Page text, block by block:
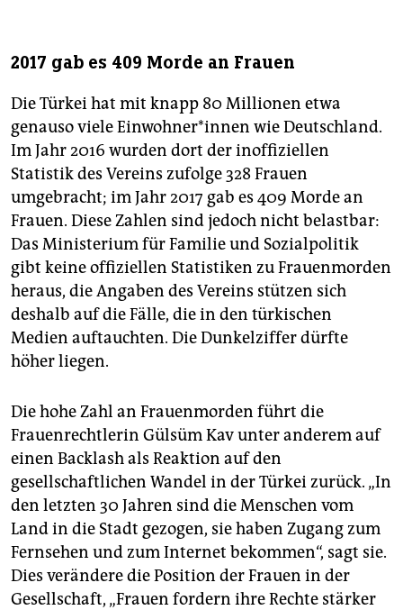
2017 gab es 409 Morde an Frauen
Die Türkei hat mit knapp 80 Millionen etwa
genauso viele Einwohner*innen wie Deutschland.
Im Jahr 2016 wurden dort der inoffiziellen
Statistik des Vereins zufolge 328 Frauen
umgebracht; im Jahr 2017 gab es 409 Morde an
Frauen. Diese Zahlen sind jedoch nicht belastbar:
Das Ministerium für Familie und Sozialpolitik
gibt keine offiziellen Statistiken zu Frauenmorden
heraus, die Angaben des Vereins stützen sich
deshalb auf die Fälle, die in den türkischen
Medien auftauchten. Die Dunkelziffer dürfte
höher liegen.
Die hohe Zahl an Frauenmorden führt die
Frauenrechtlerin Gülsüm Kav unter anderem auf
einen Backlash als Reaktion auf den
gesellschaftlichen Wandel in der Türkei zurück. „In
den letzten 30 Jahren sind die Menschen vom
Land in die Stadt gezogen, sie haben Zugang zum
Fernsehen und zum Internet bekommen“, sagt sie.
Dies verändere die Position der Frauen in der
Gesellschaft, „Frauen fordern ihre Rechte stärker